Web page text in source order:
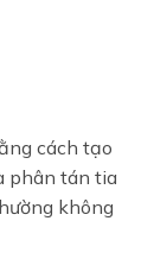
cách tạo
phân tán tia
không